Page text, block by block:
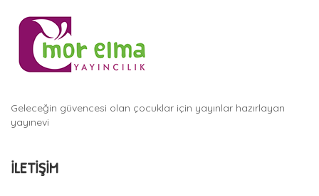
Geleceğin güvencesi olan çocuklar için yayınlar hazırlayan
yayınevi
İLETIŞIM